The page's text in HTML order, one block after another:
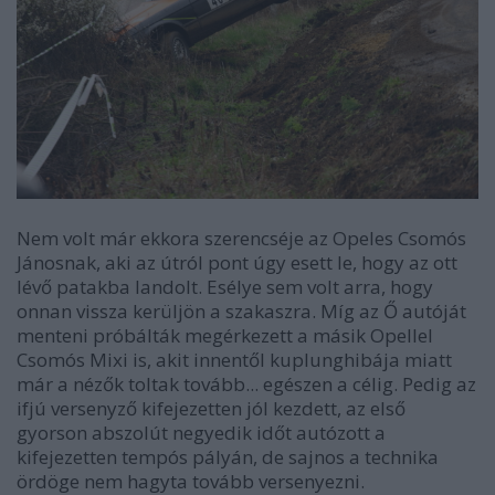
Nem volt már ekkora szerencséje az Opeles Csomós
Jánosnak, aki az útról pont úgy esett le, hogy az ott
lévő patakba landolt. Esélye sem volt arra, hogy
onnan vissza kerüljön a szakaszra. Míg az Ő autóját
menteni próbálták megérkezett a másik Opellel
Csomós Mixi is, akit innentől kuplunghibája miatt
már a nézők toltak tovább... egészen a célig. Pedig az
ifjú versenyző kifejezetten jól kezdett, az első
gyorson abszolút negyedik időt autózott a
kifejezetten tempós pályán, de sajnos a technika
ördöge nem hagyta tovább versenyezni.